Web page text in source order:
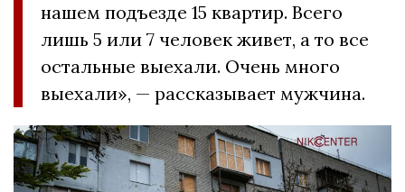
нашем подъезде 15 квартир. Всего
лишь 5 или 7 человек живет, а то все
остальные выехали. Очень много
выехали», — рассказывает мужчина.